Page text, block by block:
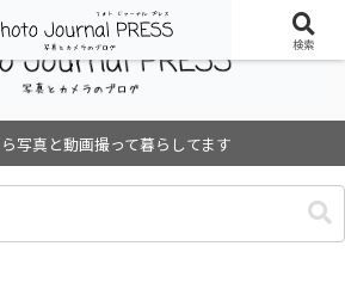
写真と動画撮って暮らしてます
検索